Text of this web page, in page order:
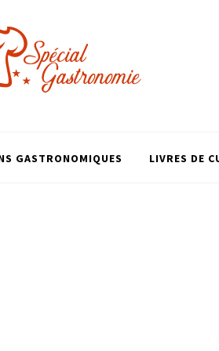
GASTRONOMIQUES LIVRES DE